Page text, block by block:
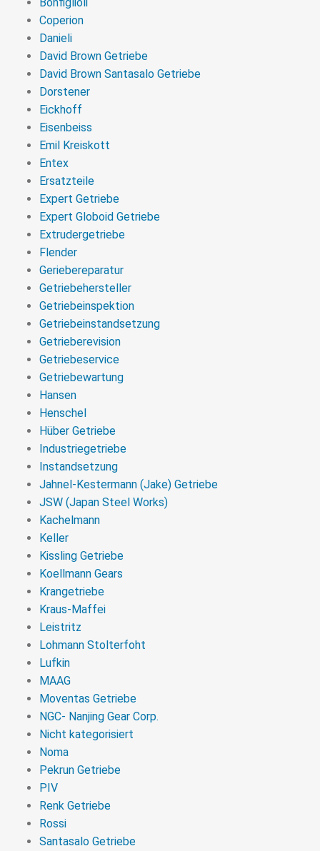
Coperion
Danieli
David Brown Getriebe
David Brown Santasalo Getriebe
Dorstener
Eickhoff
Eisenbeiss
Emil Kreiskott
Entex
Ersatzteile
Expert Getriebe
Expert Globoid Getriebe
Extrudergetriebe
Flender
Geriebereparatur
Getriebehersteller
Getriebeinspektion
Getriebeinstandsetzung
Getrieberevision
Getriebeservice
Getriebewartung
Hansen
Henschel
Hüber Getriebe
Industriegetriebe
Instandsetzung
Jahnel-Kestermann (Jake) Getriebe
JSW (Japan Steel Works)
Kachelmann
Keller
Kissling Getriebe
Koellmann Gears
Krangetriebe
Kraus-Maffei
Leistritz
Lohmann Stolterfoht
Lufkin
MAAG
Moventas Getriebe
NGC- Nanjing Gear Corp.
Nicht kategorisiert
Noma
Pekrun Getriebe
PIV
Renk Getriebe
Rossi
Santasalo Getriebe